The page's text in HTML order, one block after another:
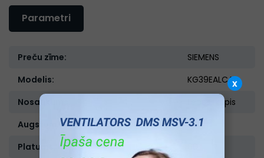
Parametri
Preču zīme:
SIEMENS
Modelis:
KG39EALCA
Nosaukums:
Ledusskapis
Augstums, cm:
201
Platums, cm:
x